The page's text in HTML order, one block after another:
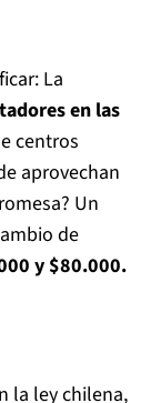
La
en las
centros
aprovechan
Un
de
y $80.000.
la ley chilena,